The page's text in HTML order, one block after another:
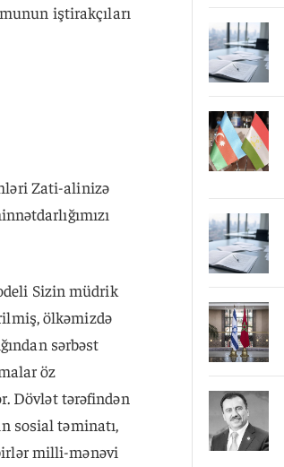
iştirakçıları
Zati-alinizə
Sizin müdrik
ölkəmizdə
sərbəst
öz
Dövlət tərəfindən
sosial təminatı,
milli-mənəvi